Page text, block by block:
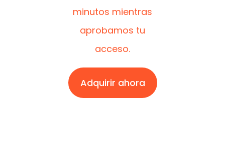
minutos mientras
aprobamos tu
acceso.
Adquirir ahora